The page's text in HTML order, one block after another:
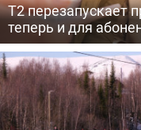
Т2 перезапускает
теперь и для